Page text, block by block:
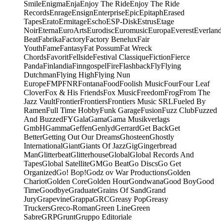
SmileEnigmaEnjaEnjoy The RideEnjoy The Ride
RecordsEnrageEnsignEnterpriseEpicEpitaphErased
TapesEratoErmitageEschoESP-DiskEstrusEtage
NoirEternaEuroArtsEurodiscEuromusicEuropaEverest
BeatFabrikaFactoryFactory BeneluxFair
YouthFameFantasyFat PossumFat Wreck
ChordsFavoritFellsideFestival ClassiqueFictionFierce
PandaFinlandiaFinngospelFireFlashbackFlyFlying
DutchmanFlying HighFlying Nun
EuropeFMPFNRFontanaFoodFoolish MusicFourFour Leaf
CloverFox & His FriendsFox MusicFreedomFrogFrom The
Jazz VaultFrontierFrontiersFrontiers Music SRLFueled By
RamenFull Time HobbyFunk GarageFusionFuzz ClubFuzzed
And BuzzedFYGalaGamaGama Musikverlags
GmbHGammaGeffenGenlydGerrardGet BackGet
BetterGetting Out Our DreamsGhosteenGhostly
InternationalGiantGiants Of JazzGigGingerbread
ManGlitterbeatGlitterhouseGlobalGlobal Records And
TapesGlobal SatelliteGMGo BeatGo DiscsGo Get
OrganizedGo! Bop!Godz ov War ProductionsGolden
ChariotGolden CoreGolden HourGondwanaGood BoyGood
TimeGoodbyeGraduateGrains Of SandGrand
JuryGrapevineGrappaGRCGreasy PopGreasy
TruckersGreco-RomanGreen LineGreen
SabreGRPGruntGruppo Editoriale